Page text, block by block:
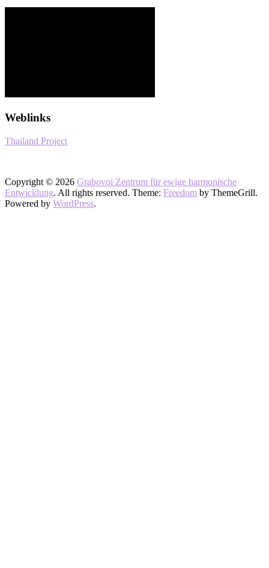
Weblinks
Thailand Project
Copyright © 2026 Grabovoi Zentrum für ewige harmonische
Entwicklung. All rights reserved. Theme: Freedom by ThemeGrill.
Powered by WordPress.